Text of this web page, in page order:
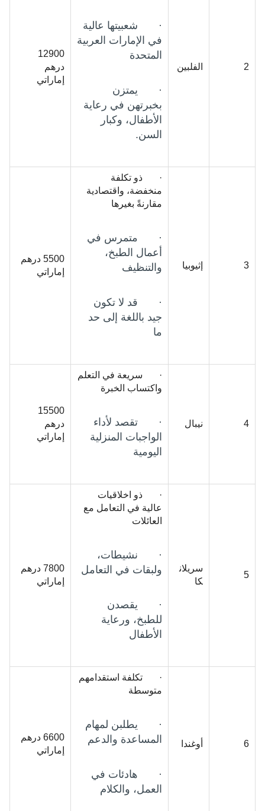
2 الفلبين
· شعبيتها عالية
في الإمارات العربية
المتحدة
· يمتزن
بخبرتهن في رعاية
الأطفال، وكبار
السن.
12900
درهم
إماراتي
3 إثيوبيا
· ذو تكلفة
منخفضة، واقتصادية
مقارنةً بغيرها
· متمرس في
أعمال الطبخ،
والتنظيف
· قد لا تكون
جيد باللغة إلى حد
ما
5500 درهم
إماراتي
4 نيبال
· سريعة في التعلم
واكتساب الخبرة
· تقصد لأداء
الواجبات المنزلية
اليومية
15500
درهم
إماراتي
5
سريلان
كا
· ذو اخلاقيات
عالية في التعامل مع
العائلات
· نشيطات،
ولبقات في التعامل
· يقصدن
للطبخ، ورعاية
الأطفال
7800 درهم
إماراتي
6 أوغندا
· تكلفة استقدامهم
متوسطة
· يطلبن لمهام
المساعدة والدعم
· هادئات في
العمل، والكلام
6600 درهم
إماراتي